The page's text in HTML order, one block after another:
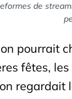
de
pourrait
fêtes,
regardait